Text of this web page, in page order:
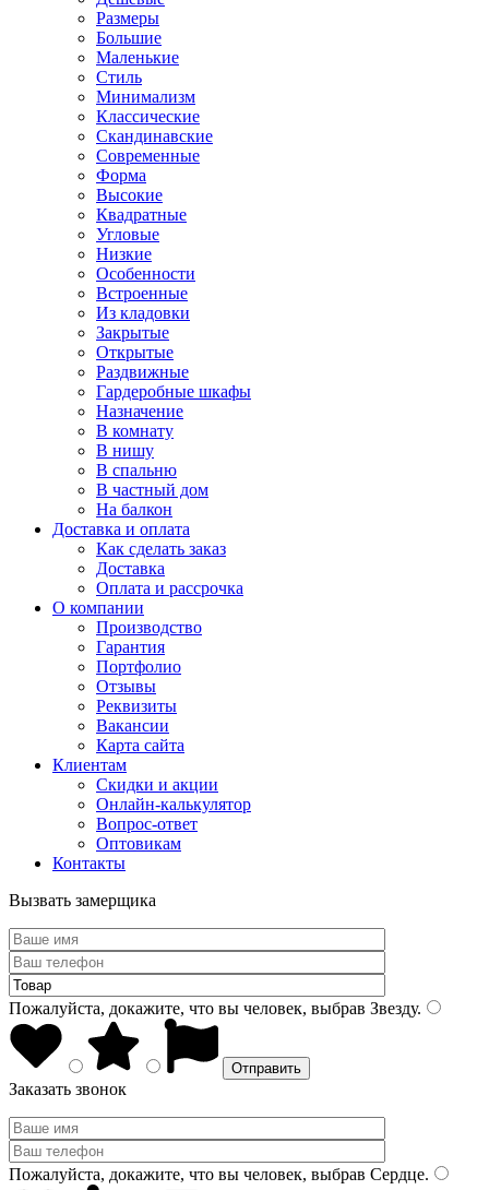
Размеры
Большие
Маленькие
Стиль
Минимализм
Классические
Скандинавские
Современные
Форма
Высокие
Квадратные
Угловые
Низкие
Особенности
Встроенные
Из кладовки
Закрытые
Открытые
Раздвижные
Гардеробные шкафы
Назначение
В комнату
В нишу
В спальню
В частный дом
На балкон
Доставка и оплата
Как сделать заказ
Доставка
Оплата и рассрочка
О компании
Производство
Гарантия
Портфолио
Отзывы
Реквизиты
Вакансии
Карта сайта
Клиентам
Скидки и акции
Онлайн-калькулятор
Вопрос-ответ
Оптовикам
Контакты
Вызвать замерщика
Пожалуйста, докажите, что вы человек, выбрав Звезду.
Заказать звонок
Пожалуйста, докажите, что вы человек, выбрав Сердце.